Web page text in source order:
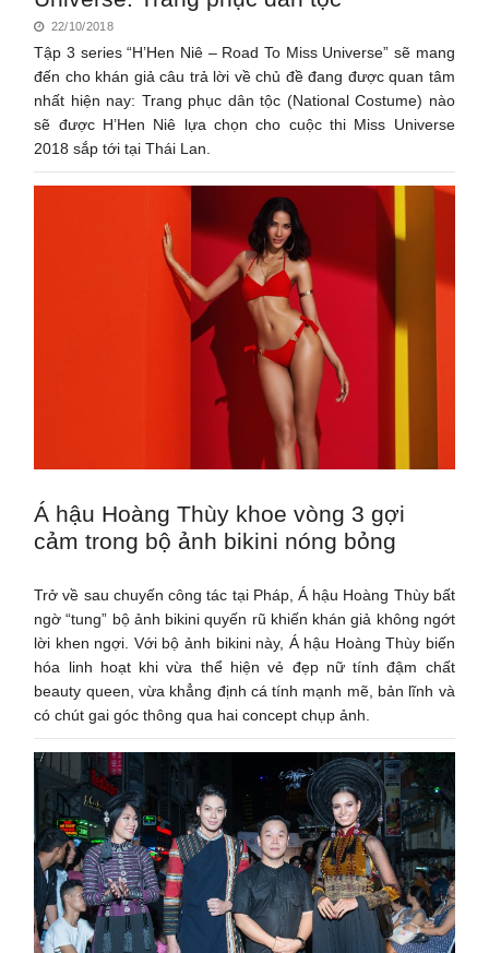
22/10/2018
Tập 3 series “H’Hen Niê – Road To Miss Universe” sẽ mang
đến cho khán giả câu trả lời về chủ đề đang được quan tâm
nhất hiện nay: Trang phục dân tộc (National Costume) nào
sẽ được H’Hen Niê lựa chọn cho cuộc thi Miss Universe
2018 sắp tới tại Thái Lan.
Á hậu Hoàng Thùy khoe vòng 3 gợi
cảm trong bộ ảnh bikini nóng bỏng
Trở về sau chuyến công tác tại Pháp, Á hậu Hoàng Thùy bất
ngờ “tung” bộ ảnh bikini quyến rũ khiến khán giả không ngớt
lời khen ngợi. Với bộ ảnh bikini này, Á hậu Hoàng Thùy biến
hóa linh hoạt khi vừa thể hiện vẻ đẹp nữ tính đậm chất
beauty queen, vừa khẳng định cá tính mạnh mẽ, bản lĩnh và
có chút gai góc thông qua hai concept chụp ảnh.